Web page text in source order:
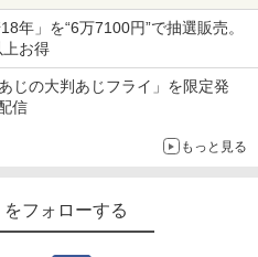
年」を“6万7100円”で抽選販売。
お得
じの大判あじフライ」を限定発
信
もっと見る
フォローする